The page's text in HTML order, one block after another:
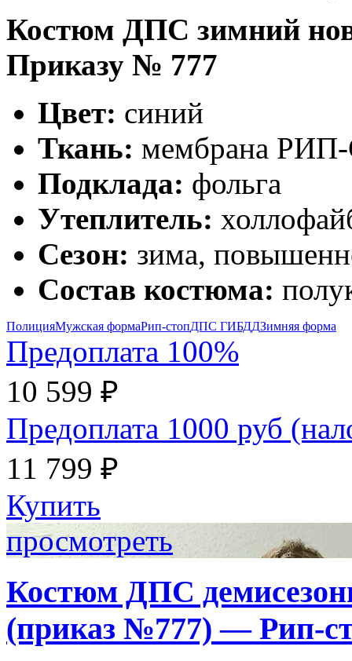
Костюм ДПС зимний
Приказу № 777
Цвет: синий
Ткань: мембрана
Подклада: фольга
Утеплитель:
Сезон: зима,
Состав костюма:
ПолицияМужская формаРип-стопДПС ГИБДДЗимняя форма
Предоплата 100%
10 599 ₽
Предоплата 1000 руб
11 799 ₽
Купить
просмотреть
Костюм ДПС
(приказ №777) — Рип-